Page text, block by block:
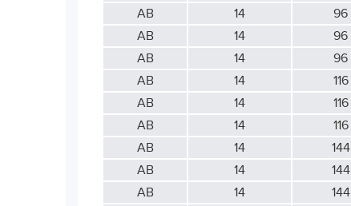
АВ
14 96
АВ
14 96
АВ
14 96
АВ
14 116
АВ
14 116
АВ
14 116
АВ
14 144
АВ
14 144
АВ
14 144